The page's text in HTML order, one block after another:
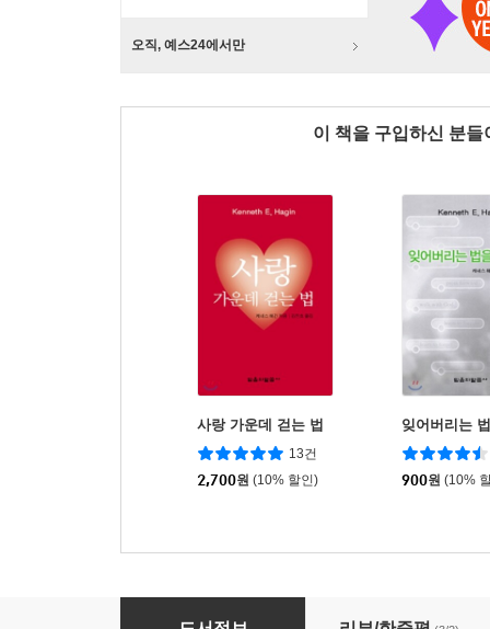
오직, 예스24에서만
이 책을 구입하신 분
사랑 가운데 걷는 법
13건
2,700원 (10% 할인)
잊어버리는
900원 (10%
합심기도